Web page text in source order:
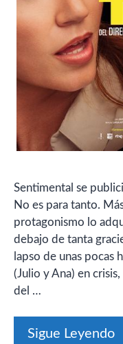
Sentimental se
No es para tanto.
protagonismo lo
debajo de tanta
lapso de unas pocas
(Julio y Ana) en
del …
Sigue Leyendo